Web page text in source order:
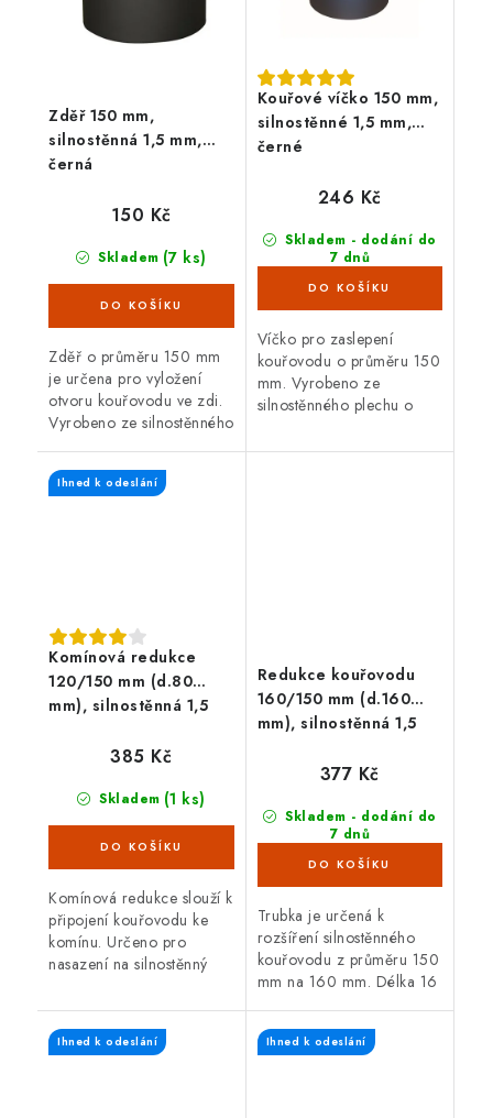
Zděř 150 mm,
silnostěnná 1,5 mm,
černá
Skladem (7 ks)
150 Kč
Zděř o průměru 150 mm
je určena pro vyložení
otvoru kouřovodu ve zdi.
Vyrobeno ze silnostěnného
Kouřové víčko 150 mm,
silnostěnné 1,5 mm,
černé
Skladem - dodání do
7 dnů
(>100 ks)
246 Kč
Víčko pro zaslepení
kouřovodu o průměru 150
mm. Vyrobeno ze
silnostěnného plechu o
barva.
Komínová redukce
120/150 mm (d.80
mm), silnostěnná 1,5
Ihned k odeslání
Skladem (1 ks)
385 Kč
Komínová redukce slouží k
připojení kouřovodu ke
komínu. Určeno pro
nasazení na silnostěnný
mm. Průměr komína 150
mm. Délka redukce 80
mm.
Redukce kouřovodu
160/150 mm (d.160
mm), silnostěnná 1,5
Skladem - dodání do
7 dnů
(>100 ks)
377 Kč
Trubka je určená k
rozšíření silnostěnného
kouřovodu z průměru 150
mm na 160 mm. Délka 16
plechu 1,5 mm.
Ihned k odeslání Ihned k odeslání